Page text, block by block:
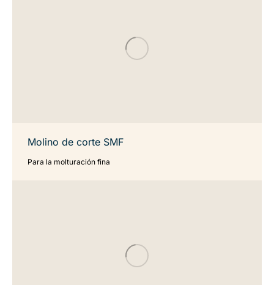
Molino de corte SMF
Para la molturación fina